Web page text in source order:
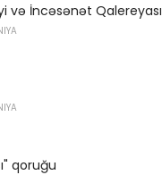
və İncəsənət Qalereyası
qoruğu